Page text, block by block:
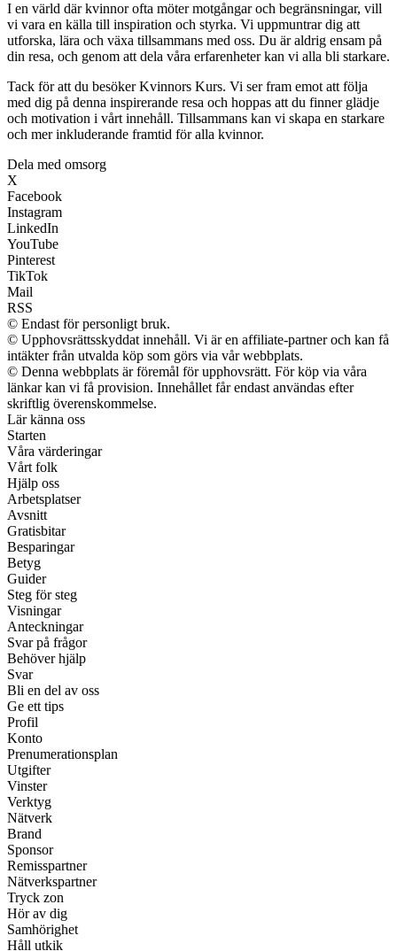
I en värld där kvinnor ofta möter motgångar och begränsningar, vill
vi vara en källa till inspiration och styrka. Vi uppmuntrar dig att
utforska, lära och växa tillsammans med oss. Du är aldrig ensam på
din resa, och genom att dela våra erfarenheter kan vi alla bli starkare.
Tack för att du besöker Kvinnors Kurs. Vi ser fram emot att följa
med dig på denna inspirerande resa och hoppas att du finner glädje
och motivation i vårt innehåll. Tillsammans kan vi skapa en starkare
och mer inkluderande framtid för alla kvinnor.
Dela med omsorg
X
Facebook
Instagram
LinkedIn
YouTube
Pinterest
TikTok
Mail
RSS
© Endast för personligt bruk.
© Upphovsrättsskyddat innehåll. Vi är en affiliate-partner och kan få
intäkter från utvalda köp som görs via vår webbplats.
© Denna webbplats är föremål för upphovsrätt. För köp via våra
länkar kan vi få provision. Innehållet får endast användas efter
skriftlig överenskommelse.
Lär känna oss
Starten
Våra värderingar
Vårt folk
Hjälp oss
Arbetsplatser
Avsnitt
Gratisbitar
Besparingar
Betyg
Guider
Steg för steg
Visningar
Anteckningar
Svar på frågor
Behöver hjälp
Svar
Bli en del av oss
Ge ett tips
Profil
Konto
Prenumerationsplan
Utgifter
Vinster
Verktyg
Nätverk
Brand
Sponsor
Remisspartner
Nätverkspartner
Tryck zon
Hör av dig
Samhörighet
Håll utkik